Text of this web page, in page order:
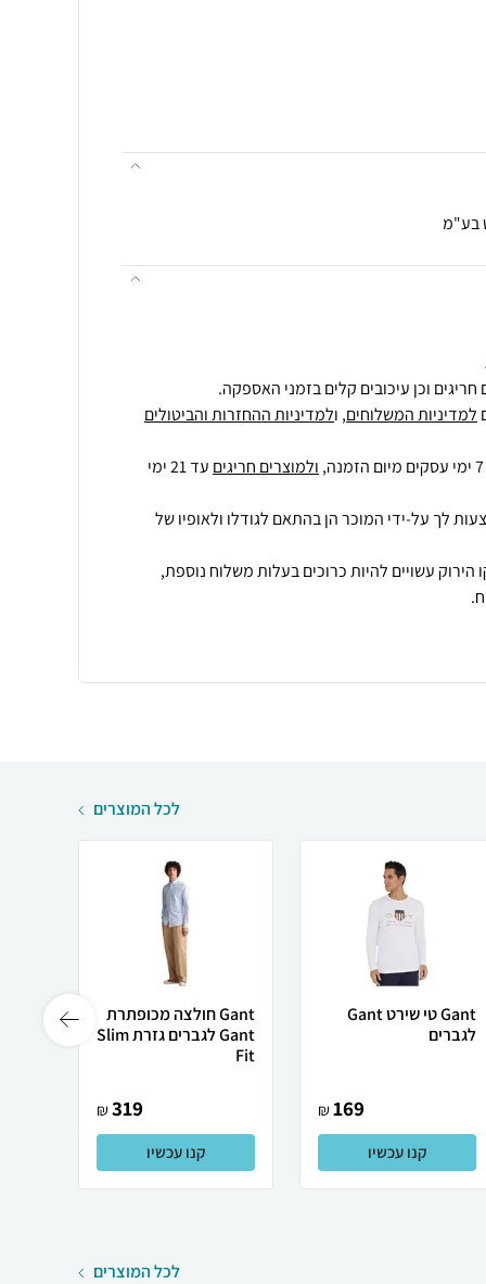
בע"מ
וכן עיכובים קלים בזמני האספקה.
למדיניות המשלוחים, ולמדיניות ההחזרות והביטולים
ולמוצרים חריגים עד 21 ימי
לך על-ידי המוכר הן בהתאם לגודלו ולאופיו של
הירוק עשויים להיות כרוכים בעלות משלוח נוספת,
לכל המוצרים
Gant טי שירט Gant
לגברים
169
₪
קנו עכשיו
Gant חולצה מכופתרת
Gant לגברים גזרת Slim
Fit
319
₪
קנו עכשיו
לכל המוצרים